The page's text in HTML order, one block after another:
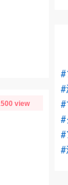
view
#
#
#
#
#
#